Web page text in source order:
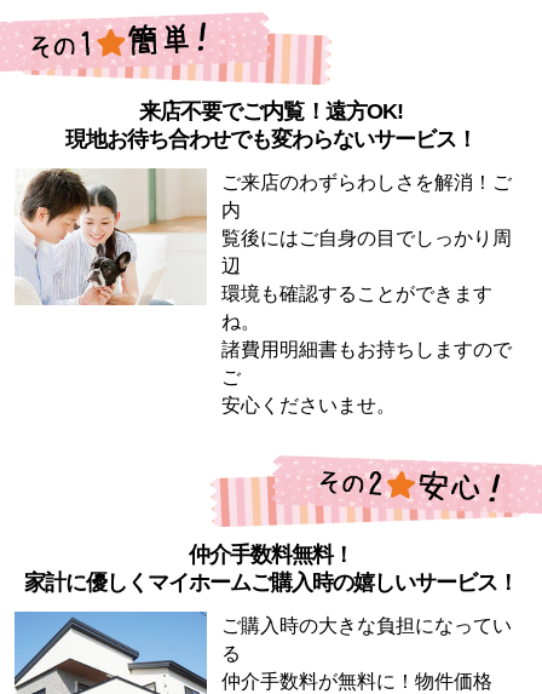
来店不要でご内覧！遠方OK!
現地お待ち合わせでも変わらないサービス！
ご来店のわずらわしさを解消！ご
内
覧後にはご自身の目でしっかり周
辺
環境も確認することができます
ね。
諸費用明細書もお持ちしますので
ご
安心くださいませ。
仲介手数料無料！
家計に優しくマイホームご購入時の嬉しいサービス！
ご購入時の大きな負担になってい
る
仲介手数料が無料に！物件価格